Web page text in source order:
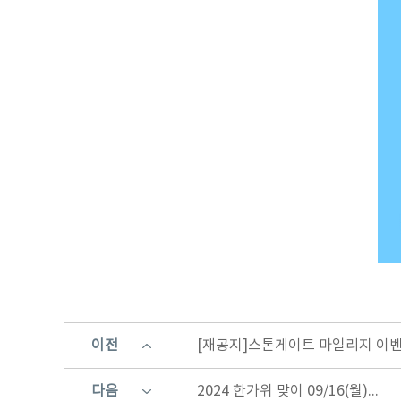
이전 [재공지]스톤게이트 마일리지 이
다음 2024 한가위 맞이 09/16(월)...